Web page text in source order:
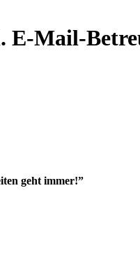
E-Mail-
geht immer!”